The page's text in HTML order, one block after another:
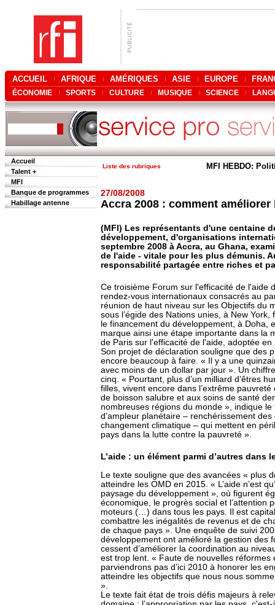
ACCUEIL AFRIQUE AMÉRIQUES ASIE EUROPE
ÉCONOMIE SPORTS CULTURE MUSIQUE SCIENCE
Accueil
Talent +
MFI
Banque de programmes
Habillage antenne
Liste des rubriques MFI HEBDO:
27/08/2008
Accra 2008 : comment
(MFI) Les représentants d'une centaine
développement, d'organisations
septembre 2008 à Accra, au Ghana,
de l'aide - vitale pour les plus démunis.
responsabilité partagée entre riches et
Ce troisième Forum sur l'efficacité de l'aide
rendez-vous internationaux consacrés au
réunion de haut niveau sur les Objectifs du
sous l’égide des Nations unies, à New
le financement du développement, à Doha,
marque ainsi une étape importante dans la
de Paris sur l'efficacité de l'aide, adoptée en
Son projet de déclaration souligne que des
encore beaucoup à faire. « Il y a une
avec moins de un dollar par jour ». Un
cinq. « Pourtant, plus d’un milliard d’êtres
filles, vivent encore dans l’extrême
de boisson salubre et aux soins de santé
nombreuses régions du monde », indique
d’ampleur planétaire – renchérissement
changement climatique – qui mettent en
pays dans la lutte contre la pauvreté ».
L’aide : un élément parmi d’autres dans
Le texte souligne que des avancées « plus
atteindre les OMD en 2015. « L’aide n’est
paysage du développement », où figurent
économique, le progrès social et l’attention
moteurs (…) dans tous les pays. Il est
combattre les inégalités de revenus et de
de chaque pays ». Une enquête de suivi
développement ont amélioré la gestion des
cessent d’améliorer la coordination au
est trop lent. « Faute de nouvelles réformes
parviendrons pas d’ici 2010 à honorer les
atteindre les objectifs que nous nous
».
Le texte fait état de trois défis majeurs à